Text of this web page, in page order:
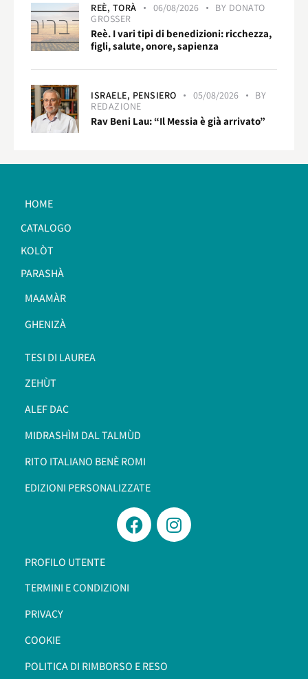
REÈ, TORÀ 06/08/2026 BY DONATO
GROSSER
Reè. I vari tipi di benedizioni: ricchezza,
figli, salute, onore, sapienza
ISRAELE, PENSIERO 05/08/2026
BY
REDAZIONE
Rav Beni Lau: “Il Messia è già arrivato”
HOME
CATALOGO
KOLÒT
PARASHÀ
MAAMÀR
GHENIZÀ
TESI DI LAUREA
ZEHÙT
ALEF DAC
MIDRASHÌM DAL TALMÙD
RITO ITALIANO BENÈ ROMI​
EDIZIONI PERSONALIZZATE
PROFILO UTENTE
TERMINI E CONDIZIONI
PRIVACY
COOKIE
POLITICA DI RIMBORSO E RESO